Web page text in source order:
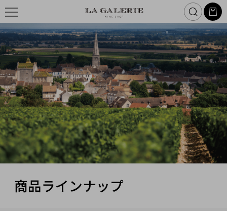
商品ラインナップ